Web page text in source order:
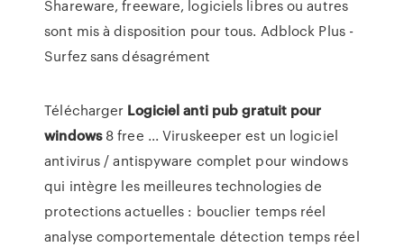
Shareware, freeware, logiciels libres ou autres
sont mis à disposition pour tous. Adblock Plus -
Surfez sans désagrément
Télécharger Logiciel anti pub gratuit pour
windows8 free ... Viruskeeper est un logiciel
antivirus / antispyware complet pour windows
qui intègre les meilleures technologies de
protections actuelles : bouclier temps réel
analyse comportementale détection temps réel